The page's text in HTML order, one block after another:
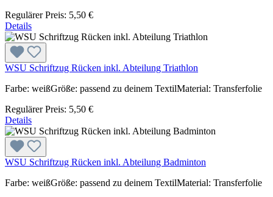
Regulärer Preis: 5,50 €
Details
WSU Schriftzug Rücken inkl. Abteilung Triathlon
Farbe: weißGröße: passend zu deinem TextilMaterial: Transferfolie
Regulärer Preis: 5,50 €
Details
WSU Schriftzug Rücken inkl. Abteilung Badminton
Farbe: weißGröße: passend zu deinem TextilMaterial: Transferfolie